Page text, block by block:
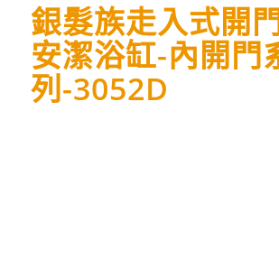
銀髮族走入式開
安潔浴缸-內開門
列-3052D